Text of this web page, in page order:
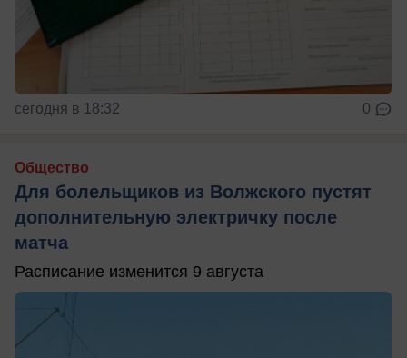
сегодня в 18:32 0
Общество
Для болельщиков из Волжского пустят
дополнительную электричку после
матча
Расписание изменится 9 августа